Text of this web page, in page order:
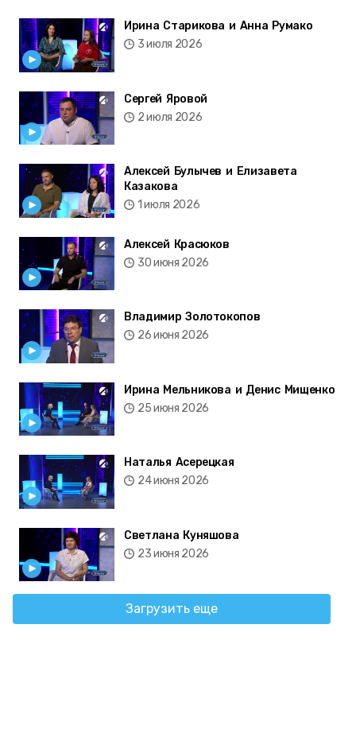
Ирина Старикова и Анна Румако
3 июля 2026
Сергей Яровой
2 июля 2026
Алексей Булычев и Елизавета
Казакова
1 июля 2026
Алексей Красюков
30 июня 2026
Владимир Золотокопов
26 июня 2026
Ирина Мельникова и Денис Мищенко
25 июня 2026
Наталья Асерецкая
24 июня 2026
Светлана Куняшова
23 июня 2026
Загрузить еще